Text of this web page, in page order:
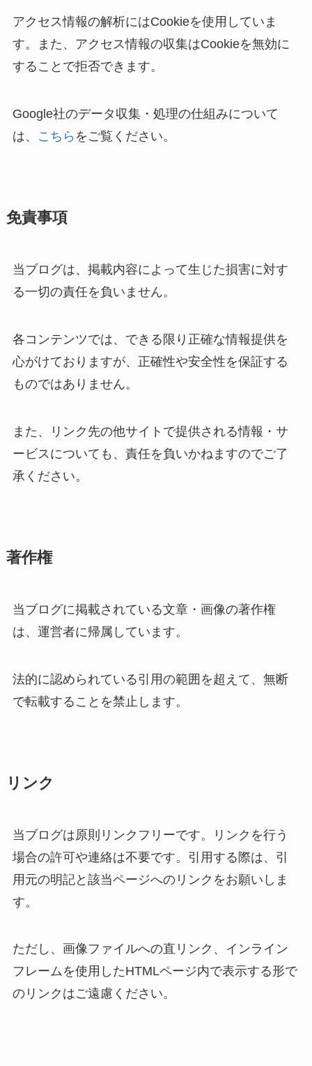
アクセス情報の解析にはCookieを使用していま
す。また、アクセス情報の収集はCookieを無効に
することで拒否できます。
Google社のデータ収集・処理の仕組みについて
は、
こちら をご覧ください。
免責事項
当ブログは、掲載内容によって生じた損害に対す
る一切の責任を負いません。
各コンテンツでは、できる限り正確な情報提供を
心がけておりますが、正確性や安全性を保証する
ものではありません。
また、リンク先の他サイトで提供される情報・サ
ービスについても、責任を負いかねますのでご了
承ください。
著作権
当ブログに掲載されている文章・画像の著作権
は、運営者に帰属しています。
法的に認められている引用の範囲を超えて、無断
で転載することを禁止します。
リンク
当ブログは原則リンクフリーです。リンクを行う
場合の許可や連絡は不要です。引用する際は、引
用元の明記と該当ページへのリンクをお願いしま
す。
ただし、画像ファイルへの直リンク、インライン
フレームを使用したHTMLページ内で表示する形で
のリンクはご遠慮ください。